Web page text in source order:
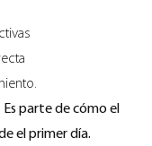
parte de cómo el
el primer día.